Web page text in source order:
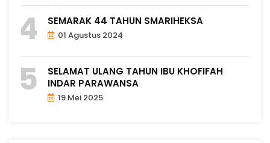
SEMARAK 44 TAHUN SMARIHEKSA
01 Agustus 2024
SELAMAT ULANG TAHUN IBU KHOFIFAH
INDAR PARAWANSA
19 Mei 2025